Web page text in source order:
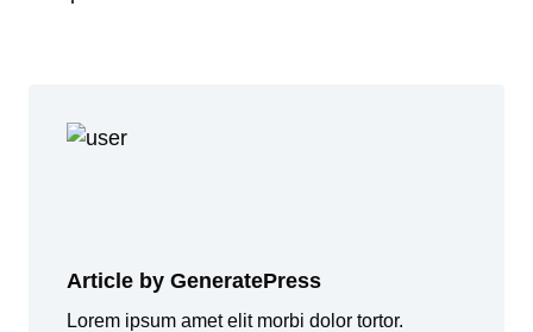
Article by GeneratePress
Lorem ipsum amet elit morbi dolor tortor.